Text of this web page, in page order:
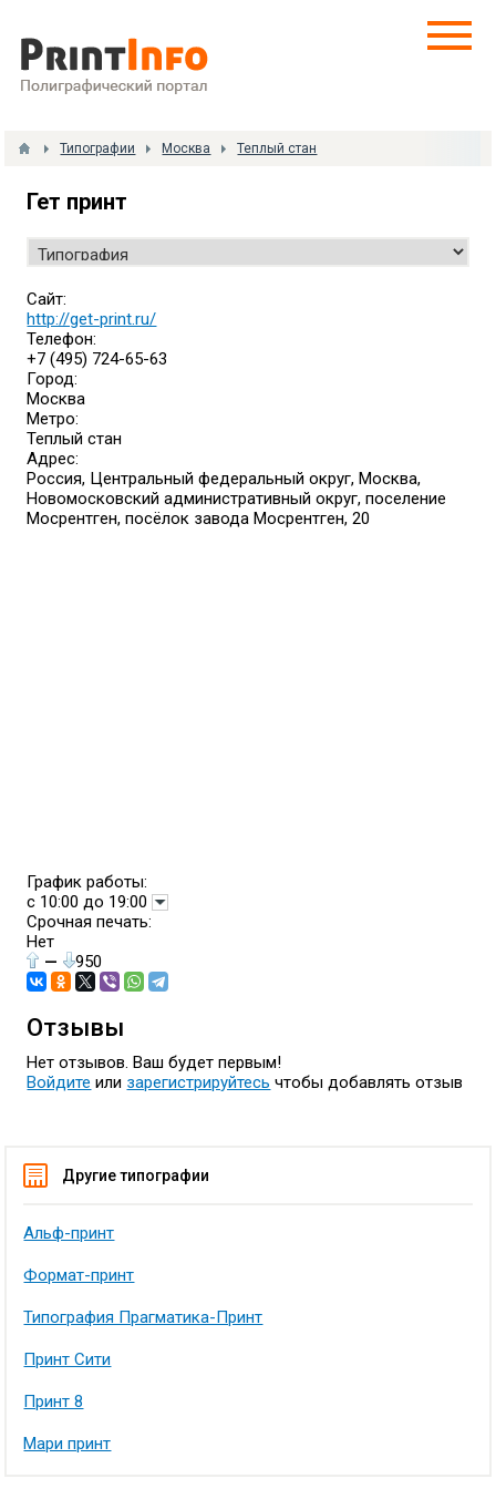
Типографии Москва Теплый стан
Гет принт
Сайт:
http://get-print.ru/
Телефон:
+7 (495) 724-65-63
Город:
Москва
Метро:
Теплый стан
Адрес:
Россия, Центральный федеральный округ, Москва,
Новомосковский административный округ, поселение
Мосрентген, посёлок завода Мосрентген, 20
График работы:
с 10:00 до 19:00
Срочная печать:
Нет
—
950
Отзывы
Нет отзывов. Ваш будет первым!
Войдите или зарегистрируйтесь чтобы добавлять отзыв
Другие типографии
Альф-принт
Формат-принт
Типография Прагматика-Принт
Принт Сити
Принт 8
Мари принт